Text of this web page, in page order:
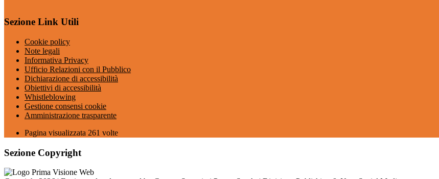
Sezione Link Utili
Cookie policy
Note legali
Informativa Privacy
Ufficio Relazioni con il Pubblico
Dichiarazione di accessibilità
Obiettivi di accessibilità
Whistleblowing
Gestione consensi cookie
Amministrazione trasparente
Pagina visualizzata 261 volte
Sezione Copyright